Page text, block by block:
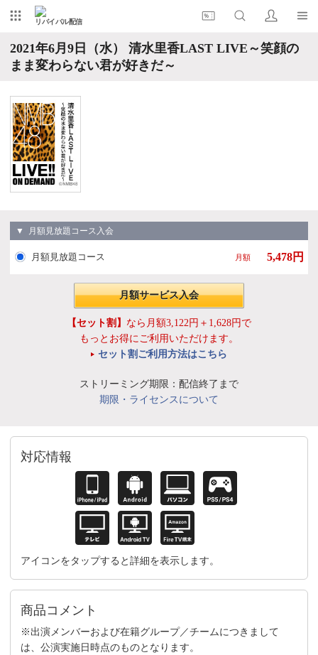
リバイバル配信
2021年6月9日（水） 清水里香LAST LIVE～笑顔の
まま変わらない君が好きだ～
▼ 月額見放題コース入会
月額見放題コース 月額 5,478円
月額サービス入会
【セット割】 なら月額3,122円＋1,628円で
もっとお得にご利用いただけます。
セット割ご利用方法はこちら
ストリーミング期限：配信終了まで
期限・ライセンスについて
対応情報
アイコンをタップすると詳細を表示します。
商品コメント
※出演メンバーおよび在籍グループ／チームにつきまして
は、公演実施日時点のものとなります。